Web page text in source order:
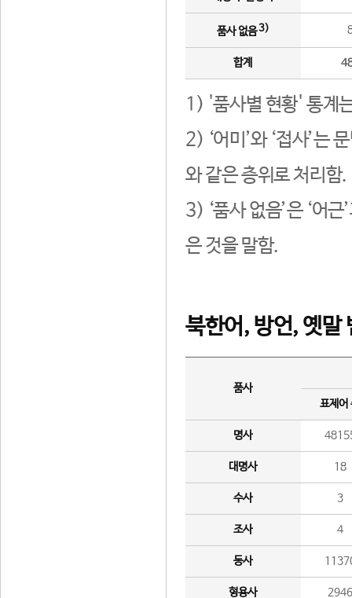
품사 없음3)
합계
1) '품사별 현황' 통계
2) ‘어미’와 ‘접사’는
와 같은 층위로 처리함.
3) ‘품사 없음’은 ‘어
은 것을 말함.
북한어, 방언, 옛말
품사
표제어
명사
대명사 18
수사 3
조사 4
동사
형용사 2946